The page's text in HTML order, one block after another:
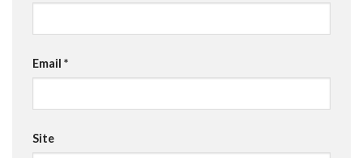
Email *
Site